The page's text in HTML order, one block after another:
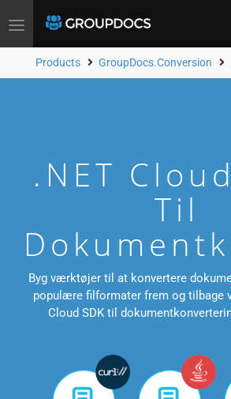
Toggle
Products
GroupDocs.Conversion
.NET
Til
Byg værktøjer til at konvertere
populære filformater frem og tilbage
Cloud SDK til